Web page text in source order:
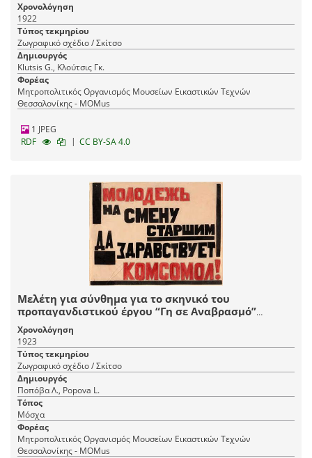
Χρονολόγηση
1922
Τύπος τεκμηρίου
Ζωγραφικό σχέδιο / Σκίτσο
Δημιουργός
Klutsis G., Κλούτσις Γκ.
Φορέας
Μητροπολιτικός Οργανισμός Μουσείων Εικαστικών Τεχνών
Θεσσαλονίκης - MOMus
1 JPEG
RDF
| CC BY-SA 4.0
Μελέτη για σύνθημα για το σκηνικό του
προπαγανδιστικού έργου “Γη σε Αναβρασμό”
βασισμένου στη “Νύχτα” του Μαρσέλ Μαρτίν σε
μετάφραση του Σεργκέι Γκοροντέτσκι και επιμέλεια
του Σεργκέι Τρετιακόφ και σκηνοθεσία του
Βσέβολοντ Μέγιερχολντ, GosTIM, Μόσχα
Χρονολόγηση
1923
Τύπος τεκμηρίου
Ζωγραφικό σχέδιο / Σκίτσο
Δημιουργός
Ποπόβα Λ., Popova L.
Τόπος
Μόσχα
Φορέας
Μητροπολιτικός Οργανισμός Μουσείων Εικαστικών Τεχνών
Θεσσαλονίκης - MOMus